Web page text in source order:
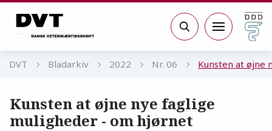
Søg
DVT Bladarkiv 2022 Nr. 06 Kunsten at øjne
Kunsten at øjne nye faglige
muligheder - om hjørnet